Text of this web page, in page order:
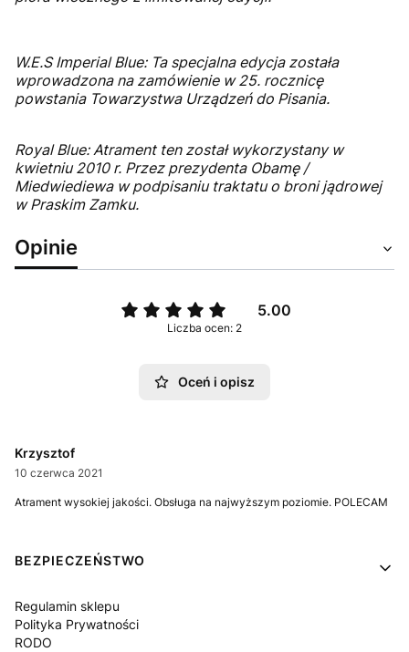
W.E.S Imperial Blue: Ta specjalna edycja została
wprowadzona na zamówienie w 25. rocznicę
powstania Towarzystwa Urządzeń do Pisania.
Royal Blue: Atrament ten został wykorzystany w
kwietniu 2010 r. Przez prezydenta Obamę /
Miedwiediewa w podpisaniu traktatu o broni jądrowej
w Praskim Zamku.
Opinie
5.00
Liczba ocen: 2
Oceń i opisz
Krzysztof
10 czerwca 2021
Atrament wysokiej jakości. Obsługa na najwyższym poziomie. POLECAM
Linki w stopce
BEZPIECZEŃSTWO
Regulamin sklepu
Polityka Prywatności
RODO